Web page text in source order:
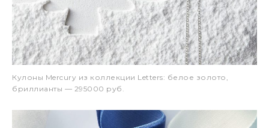
Кулоны Mercury из коллекции Letters: белое золото,
бриллианты — 295000 руб.